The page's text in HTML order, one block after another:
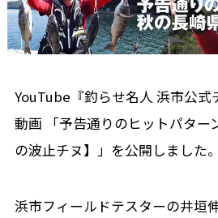
YouTube『釣らせ名人 浜市公式
動画 「予告通りのヒットパタ
の波止チヌ】」を公開しました。
浜市フィールドテスターの井垣